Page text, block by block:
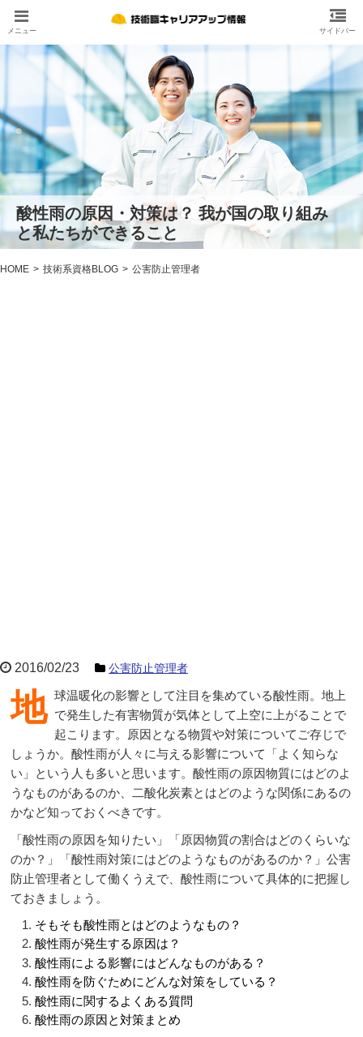
酸性雨の原因・対策は？ 我が国の取り組み
と私たちができること
HOME 技術系資格BLOG 公害防止管理者
2016/02/23 公害防止管理者
地球温暖化の影響として注目を集めている酸性雨。地上 で発生した有害物質が気体として上空に上がることで
起こります。原因となる物質や対策についてご存じで
しょうか。酸性雨が人々に与える影響について「よく知らな
い」という人も多いと思います。酸性雨の原因物質にはどのよ
うなものがあるのか、二酸化炭素とはどのような関係にあるの
かなど知っておくべきです。
「酸性雨の原因を知りたい」「原因物質の割合はどのくらいな
のか？」「酸性雨対策にはどのようなものがあるのか？」公害
防止管理者として働くうえで、酸性雨について具体的に把握し
ておきましょう。
そもそも酸性雨とはどのようなもの？
酸性雨が発生する原因は？
酸性雨による影響にはどんなものがある？
酸性雨を防ぐためにどんな対策をしている？
酸性雨に関するよくある質問
酸性雨の原因と対策まとめ